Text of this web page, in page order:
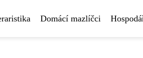
Domácí mazlíčci